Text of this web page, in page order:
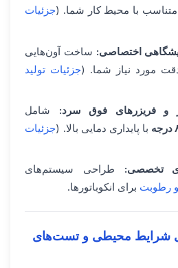
متناسب با محیط کار شما. (جزئیات
اختصاصی: ساخت آون‌هایی
مورد نیاز شما. (جزئیات تولید
و فریزرهای فوق سرد: شامل
با پایداری دمایی بالا. (جزئیات
تخصصی: طراحی سیستم‌های
برای انکوباتورها.
شرایط محیطی و تست‌های